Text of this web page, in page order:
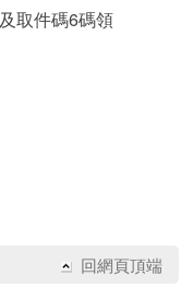
取件碼6碼領
回網頁頂端